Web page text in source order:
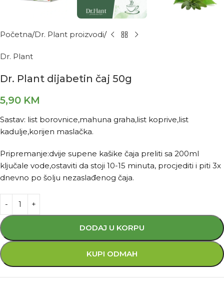
Početna Dr. Plant proizvodi
Dr. Plant
Dr. Plant dijabetin čaj 50g
5,90 KM
Sastav: list borovnice,mahuna graha,list koprive,list
kadulje,korijen maslačka.
Pripremanje:dvije supene kašike čaja preliti sa 200ml
ključale vode,ostaviti da stoji 10-15 minuta, procjediti i piti 3x
dnevno po šolju nezaslađenog čaja.
DODAJ U KORPU
KUPI ODMAH